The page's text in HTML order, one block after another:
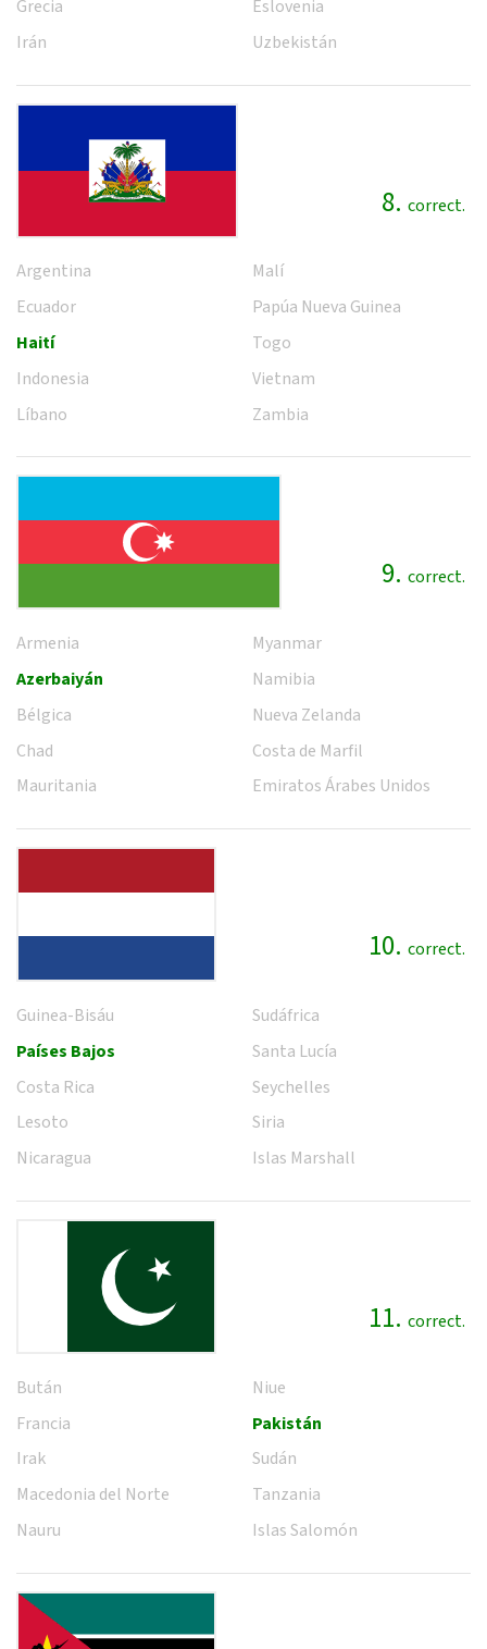
Grecia
Irán
Eslovenia
Uzbekistán
8. correct.
Argentina
Ecuador
Haití
Indonesia
Líbano
Malí
Papúa Nueva Guinea
Togo
Vietnam
Zambia
9. correct.
Armenia
Azerbaiyán
Bélgica
Chad
Mauritania
Myanmar
Namibia
Nueva Zelanda
Costa de Marfil
Emiratos Árabes Unidos
10. correct.
Guinea-Bisáu
Países Bajos
Costa Rica
Lesoto
Nicaragua
Sudáfrica
Santa Lucía
Seychelles
Siria
Islas Marshall
11. correct.
Bután
Francia
Irak
Macedonia del Norte
Nauru
Niue
Pakistán
Sudán
Tanzania
Islas Salomón